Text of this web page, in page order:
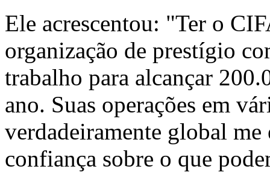
Ele acrescentou: "Ter o
organização de prestígio
trabalho para alcançar
ano. Suas operações em
verdadeiramente global me
confiança sobre o que